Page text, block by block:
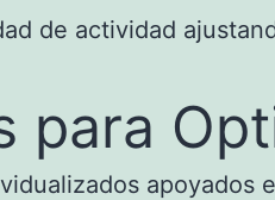
de actividad
para